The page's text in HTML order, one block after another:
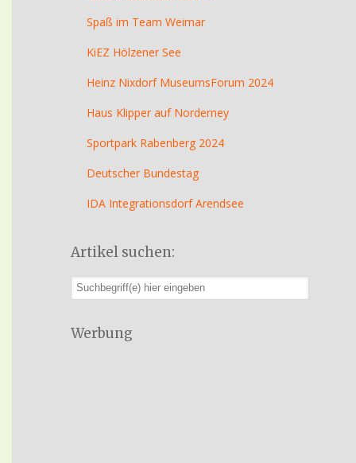
Spaß im Team Weimar
KiEZ Hölzener See
Heinz Nixdorf MuseumsForum 2024
Haus Klipper auf Norderney
Sportpark Rabenberg 2024
Deutscher Bundestag
IDA Integrationsdorf Arendsee
Artikel suchen:
Werbung